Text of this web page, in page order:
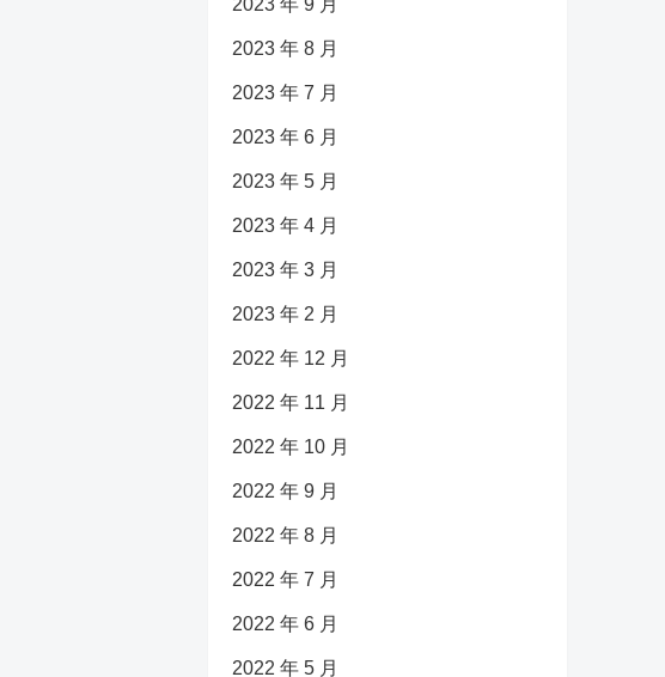
2023 年 9 月
2023 年 8 月
2023 年 7 月
2023 年 6 月
2023 年 5 月
2023 年 4 月
2023 年 3 月
2023 年 2 月
2022 年 12 月
2022 年 11 月
2022 年 10 月
2022 年 9 月
2022 年 8 月
2022 年 7 月
2022 年 6 月
2022 年 5 月